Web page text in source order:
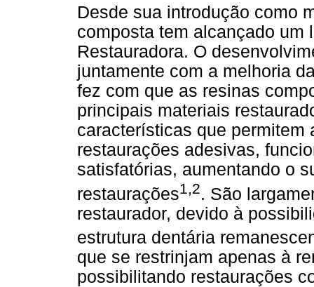
Desde sua introdução como
composta tem alcançado um
Restauradora. O
juntamente com a melhoria
fez com que as resinas
principais materiais
características que permitem
restaurações adesivas,
satisfatórias, aumentando o
restaurações1,2. São
restaurador, devido à
estrutura dentária
que se restrinjam apenas à
possibilitando restaurações